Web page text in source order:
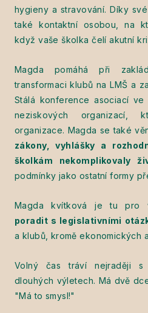
hygieny a stravování. Díky
také kontaktní osobou, na
když vaše školka čelí akutní
Magda pomáhá při
transformaci klubů na LMŠ a
Stálá konference asociací ve
neziskových organizací,
organizace. Magda se také
zákony, vyhlášky a
školkám nekomplikovaly
podmínky jako ostatní formy
Magda kvítková je tu pro
poradit s legislativními
a klubů, kromě ekonomických
Volný čas tráví nejraději
dlouhých výletech. Má dvě
"Má to smysl!"